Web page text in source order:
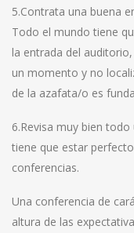
5.Contrata una buena
Todo el mundo tiene
la entrada del
un momento y no
de la azafata/o es
6.Revisa muy bien
tiene que estar
conferencias.
Una conferencia de
altura de las